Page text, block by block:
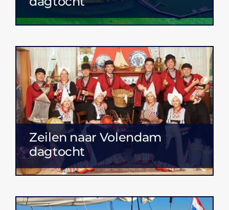
Zeilen naar Volendam
dagtocht